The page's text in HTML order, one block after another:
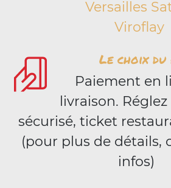
Versailles
Viroflay
Le choix du
Paiement en
livraison.
sécurisé, ticket
(pour plus de détails,
infos)